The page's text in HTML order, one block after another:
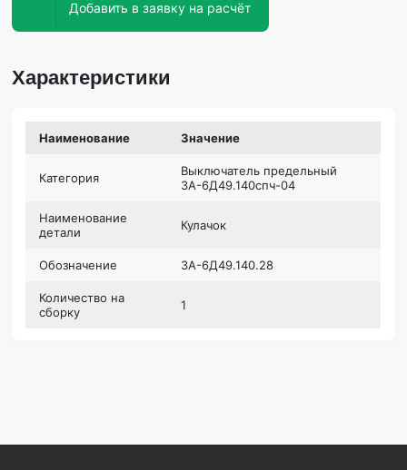
Добавить в заявку на расчёт
Характеристики
Наименование Значение
Категория
Выключатель предельный
3А-6Д49.140спч-04
Наименование
детали
Кулачок
Обозначение 3А-6Д49.140.28
Количество на
сборку
1